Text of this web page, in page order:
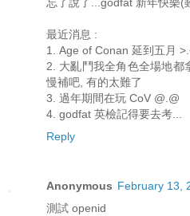
最近消息 :
1. Age of Conan 延到五月
2. 大亂鬥我全角色全場地都
慢補吧, 有的太難了
3. 過年期間在玩 CoV @.@
4. godfat 英檢記得要去考...
Reply
Anonymous February 13,
測試 openid